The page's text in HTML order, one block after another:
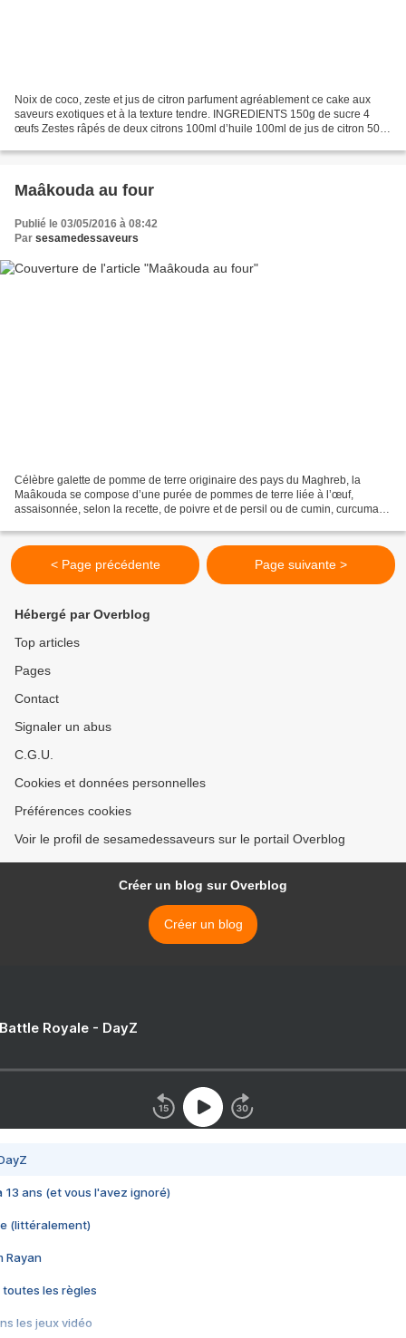
Noix de coco, zeste et jus de citron parfument agréablement ce cake aux
saveurs exotiques et à la texture tendre. INGREDIENTS 150g de sucre 4
œufs Zestes râpés de deux citrons 100ml d’huile 100ml de jus de citron 50g
Maâkouda au four
Publié le 03/05/2016 à 08:42
Par sesamedessaveurs
Célèbre galette de pomme de terre originaire des pays du Maghreb, la
Maâkouda se compose d’une purée de pommes de terre liée à l’œuf,
assaisonnée, selon la recette, de poivre et de persil ou de cumin, curcuma et
< Page précédente Page suivante >
Hébergé par Overblog
Top articles
Pages
Contact
Signaler un abus
C.G.U.
Cookies et données personnelles
Préférences cookies
Voir le profil de sesamedessaveurs sur le portail Overblog
Créer un blog sur Overblog
Créer un blog
Royale - DayZ
13 ans (et vous l'avez ignoré)
(littéralement)
Rayan
toutes les règles
les jeux vidéo